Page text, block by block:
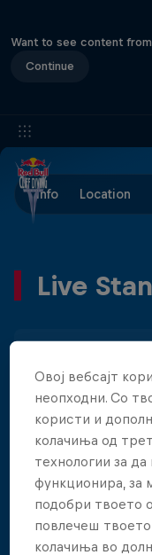
Want to see content
Continue
Info Location
Live
1
2
Score :
Овој вебсајт
неопходни. Со
користи и
колачиња од
технологии за
функционира, за
подобри твоето
повлечеш
колачиња во